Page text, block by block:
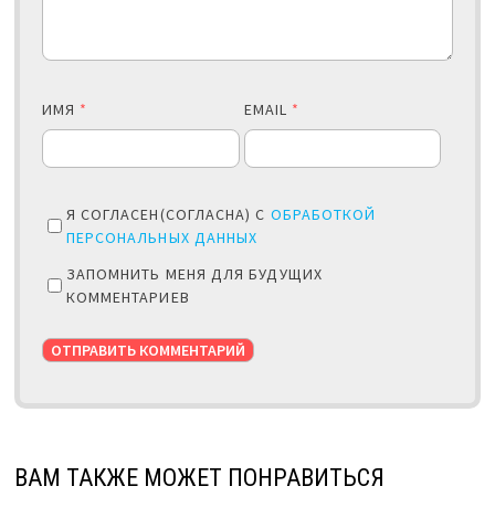
ИМЯ * EMAIL *
Я СОГЛАСЕН(СОГЛАСНА) С ОБРАБОТКОЙ
ПЕРСОНАЛЬНЫХ ДАННЫХ
ЗАПОМНИТЬ МЕНЯ ДЛЯ БУДУЩИХ
КОММЕНТАРИЕВ
ВАМ ТАКЖЕ МОЖЕТ ПОНРАВИТЬСЯ